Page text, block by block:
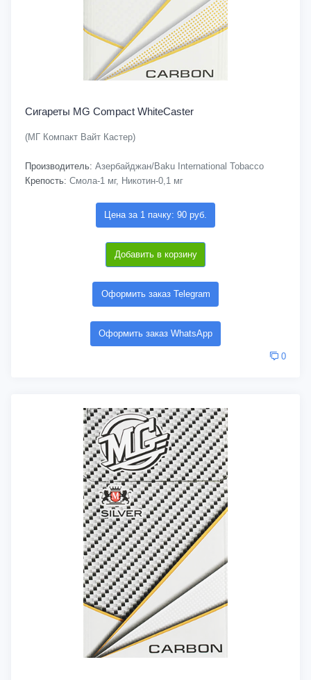
Сигареты MG Compact WhiteCaster
(МГ Компакт Вайт Кастер)
Производитель: Азербайджан/Baku International Tobacco
Крепость: Смола-1 мг, Никотин-0,1 мг
Цена за 1 пачку: 90 руб.
Добавить в корзину
Оформить заказ Telegram
Оформить заказ WhatsApp
0